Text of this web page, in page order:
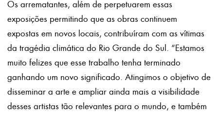
Os arrematantes, além de perpetuarem essas
exposições permitindo que as obras continuem
expostas em novos locais, contribuíram com as vítimas
da tragédia climática do Rio Grande do Sul. “Estamos
muito felizes que esse trabalho tenha terminado
ganhando um novo significado. Atingimos o objetivo de
disseminar a arte e ampliar ainda mais a visibilidade
desses artistas tão relevantes para o mundo, e também